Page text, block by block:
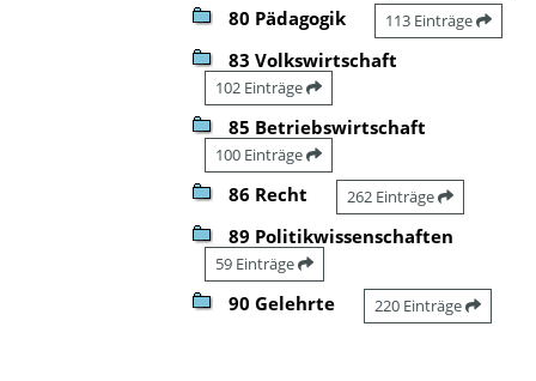
80 Pädagogik 113 Einträge
83 Volkswirtschaft
102 Einträge
85 Betriebswirtschaft
100 Einträge
86 Recht 262 Einträge
89 Politikwissenschaften
59 Einträge
90 Gelehrte 220 Einträge